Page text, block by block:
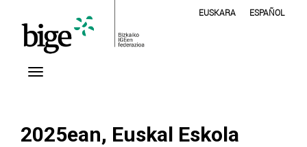
EUSKARA ESPAÑOL
2025ean, Euskal Eskola